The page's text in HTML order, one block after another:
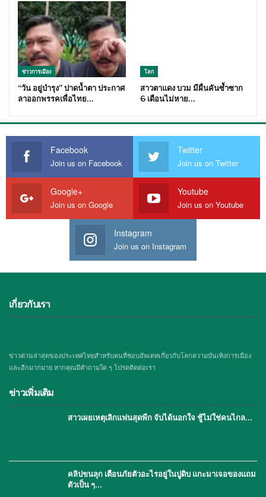
ข่าวการเมือง
“วัน อยู่บำรุง” ปาดน้ำตา ประกาศ
ลาออกพรรคเพื่อไทย…
โลก
สาวตาแดง บวม มีผื่นคันซ้ำซาก
6 เดือนไม่หาย…
Facebook
Join us on Facebook
Twitter
Join us on Twitter
Google+
Join us on Google
Youtube
Join us on Youtube
Instagram
Join us on Instagram
เกี่ยวกับเรา
ข่าวด่วนล่าสุดของประเทศไทยสำหรับคนที่ชอบอัพเดทเกี่ยวกับโลกความบันเทิงการเมือง
และอีกมากมาย หากคุณมีคำถามใด ๆ โปรดติดต่อเรา
ข่าวเพิ่มเติม
สาวเผยเหตุเลิกแฟนสุดพีก จับได้นอกใจ ชู้ไม่ใช่คนไกล…
คลิปขนลุก เตือนภัยตัวอะไรอยู่ในปูดิบ แกะมาเจอของแถม
ตัวเป็น ๆ…